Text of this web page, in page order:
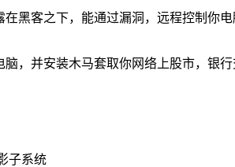
黑客之下，能通过漏洞，远程控制你
，并安装木马套取你网络上股市，银行
子系统